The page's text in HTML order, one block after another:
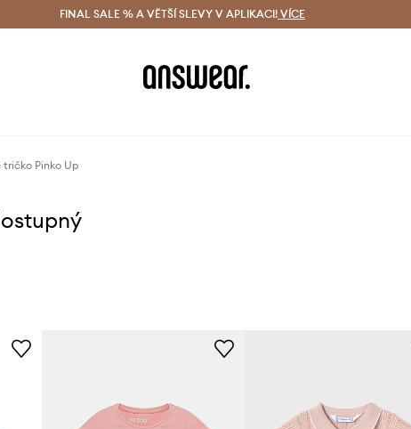
zdarma (od 1800 Kč) Doručení i do 24 h
FINAL SALE % A VĚTŠÍ SLEVY V APLIKACI! VÍCE
tričko Pinko Up